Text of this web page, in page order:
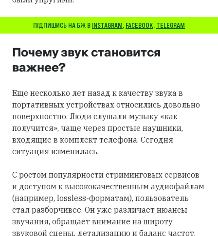
ПІДПИШИСЬ НА БЖ В INSTAGRAM, FACEBOOK, TELEGRAM
Почему звук становится
важнее?
Еще несколько лет назад к качеству звука в
портативных устройствах относились довольно
поверхностно. Люди слушали музыку «как
получится», чаще через простые наушники,
входящие в комплект телефона. Сегодня
ситуация изменилась.
С ростом популярности стриминговых сервисов
и доступом к высококачественным аудиофайлам
(например, lossless-форматам), пользователь
стал разборчивее. Он уже различает нюансы
звучания, обращает внимание на широту
звуковой сцены, детализацию и баланс частот.